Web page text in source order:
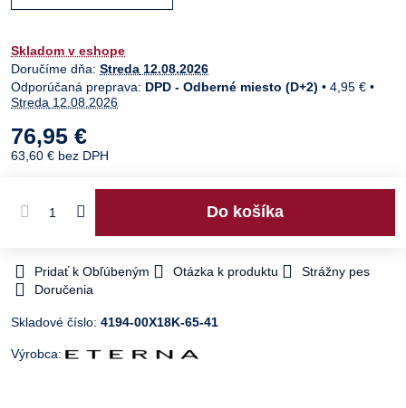
Skladom v eshope
Doručíme dňa: Streda 12.08.2026
DPD - Odberné miesto (D+2) • 4,95 € •
Streda 12.08.2026
76,95 €
63,60 € bez DPH
Do košíka
Pridať k Obľúbeným Otázka k produktu
Strážny pes
Doručenia
Skladové číslo: 4194-00X18K-65-41
Výrobca: